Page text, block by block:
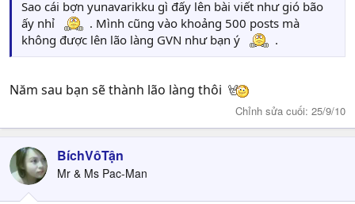
Sao cái bợn yunavarikku gì đấy lên bài viết như gió bão
ấy nhỉ
. Mình cũng vào khoảng 500 posts mà
không được lên lão làng GVN như bạn ý
.
Năm sau bạn sẽ thành lão làng thôi
Chỉnh sửa cuối: 25/9/10
BíchVôTận
Mr & Ms Pac-Man